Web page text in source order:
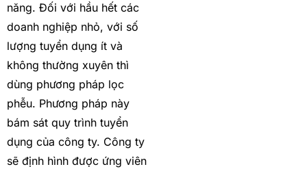
năng. Đối với hầu hết các
doanh nghiệp nhỏ, với số
lượng tuyển dụng ít và
không thường xuyên thì
dùng phương pháp lọc
phễu. Phương pháp này
bám sát quy trình tuyển
dụng của công ty. Công ty
sẽ định hình được ứng viên